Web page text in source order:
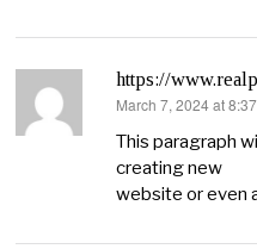
https://
says:
March 7, 2024 at
This paragraph
creating new
website or even